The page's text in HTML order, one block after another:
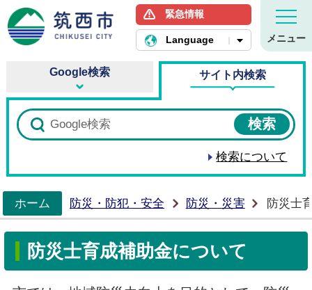
筑西市ホームページ
緊急情報
Language メニュー
Google検索 サイト内検索
検索について
ホーム
防災・防犯・安全 防災・災害 防災士
防災士育成補助金について